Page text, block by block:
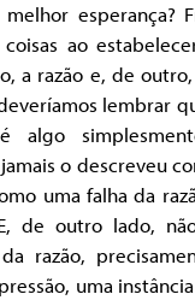
melhor esperança?
ao
a razão e, de
lembrar
algo
o descreveu
uma falha da
de outro lado,
razão,
uma